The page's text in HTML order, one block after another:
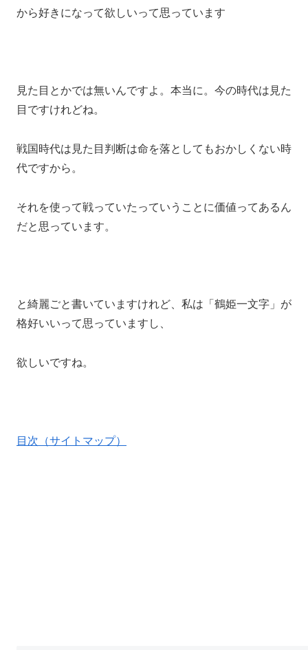
から好きになって欲しいって思っています
見た目とかでは無いんですよ。本当に。今の時代は見た
目ですけれどね。
戦国時代は見た目判断は命を落としてもおかしくない時
代ですから。
それを使って戦っていたっていうことに価値ってあるん
だと思っています。
と綺麗ごと書いていますけれど、私は「鶴姫一文字」が
格好いいって思っていますし、
欲しいですね。
目次（サイトマップ）